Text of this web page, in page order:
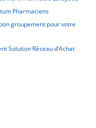
Pharmaciens
groupement pour votre
Solution Réseau d’Achat